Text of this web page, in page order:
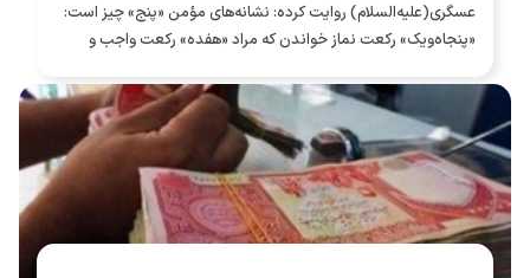
عسگری(علیه‌السلام) روایت کرده: نشانه‌های مؤمن «پنج» چیز است:
«پنجاه‌ویک» رکعت نماز خواندن که مراد «هفده» رکعت واجب و
اربعین و انگشتر به دست راست کردن و پیشانی را در سجده بر خاک
نهادن و بلند گفتن «بِسْمِ اللّٰهِ الرَّحْمٰنِ الرَّحیِمِ».